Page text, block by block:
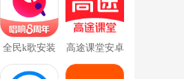
全民k歌安装
正版
高途课堂安卓